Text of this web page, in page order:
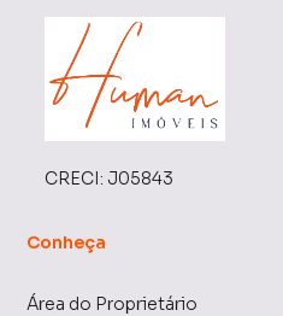
CRECI: J05843
Conheça
Área do Proprietário